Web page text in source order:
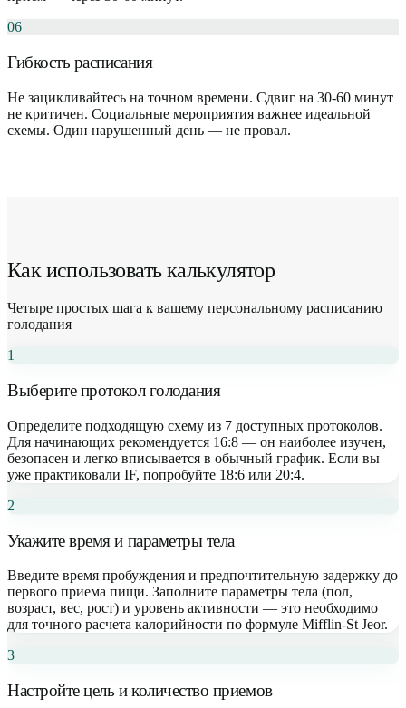
06
Гибкость расписания
Не зацикливайтесь на точном времени. Сдвиг на 30-60 минут
не критичен. Социальные мероприятия важнее идеальной
схемы. Один нарушенный день — не провал.
Как использовать калькулятор
Четыре простых шага к вашему персональному расписанию
голодания
1
Выберите протокол голодания
Определите подходящую схему из 7 доступных протоколов.
Для начинающих рекомендуется 16:8 — он наиболее изучен,
безопасен и легко вписывается в обычный график. Если вы
уже практиковали IF, попробуйте 18:6 или 20:4.
2
Укажите время и параметры тела
Введите время пробуждения и предпочтительную задержку до
первого приема пищи. Заполните параметры тела (пол,
возраст, вес, рост) и уровень активности — это необходимо
для точного расчета калорийности по формуле Mifflin-St Jeor.
3
Настройте цель и количество приемов